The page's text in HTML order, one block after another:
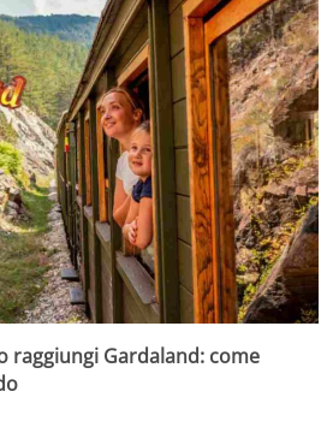
raggiungi Gardaland: come